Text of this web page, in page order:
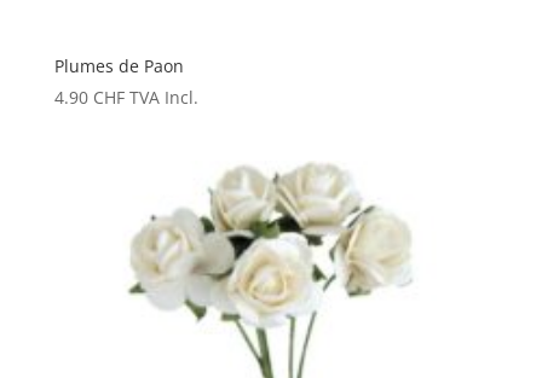
Plumes de Paon
4.90 CHF TVA Incl.